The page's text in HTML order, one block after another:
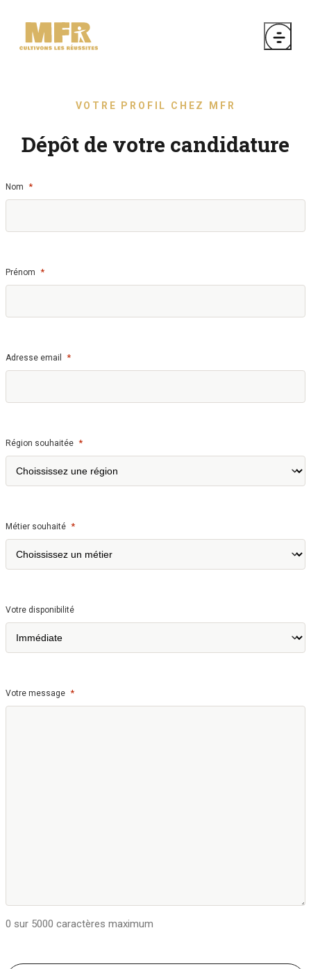
VOTRE PROFIL CHEZ MFR
Dépôt de votre candidature
Nom *
Prénom *
Adresse email *
Région souhaitée *
Métier souhaité *
Votre disponibilité
Votre message *
0 sur 5000 caractères maximum